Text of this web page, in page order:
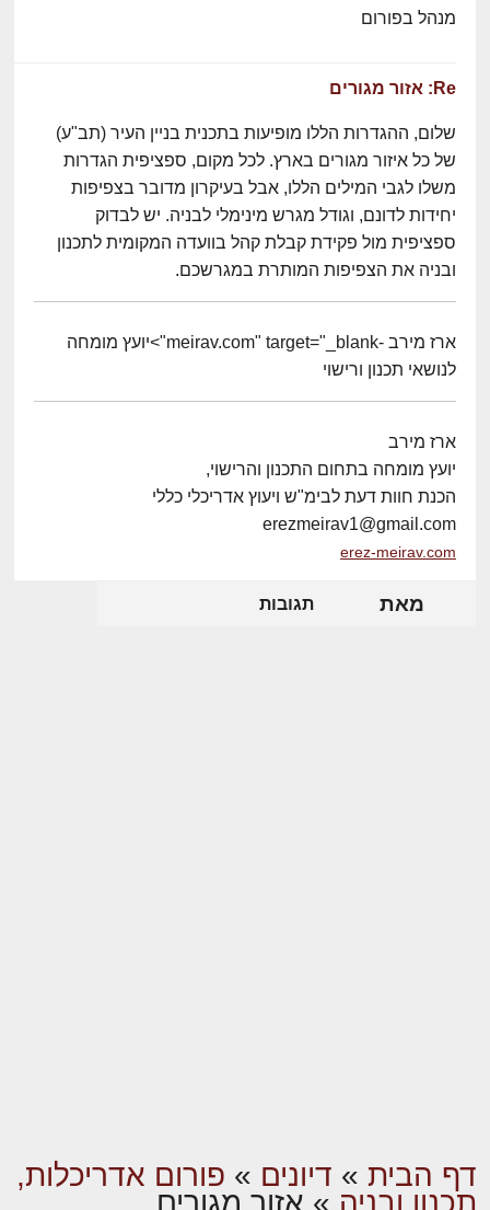
מנהל בפורום
Re: אזור מגורים
שלום, ההגדרות הללו מופיעות בתכנית בניין העיר (תב"ע)
של כל איזור מגורים בארץ. לכל מקום, ספציפית הגדרות
משלו לגבי המילים הללו, אבל בעיקרון מדובר בצפיפות
יחידות לדונם, וגודל מגרש מינימלי לבניה. יש לבדוק
ספציפית מול פקידת קבלת קהל בוועדה המקומית לתכנון
ובניה את הצפיפות המותרת במגרשכם.
ארז מירב -meirav.com" target="_blank">יועץ מומחה
לנושאי תכנון ורישוי
ארז מירב
יועץ מומחה בתחום התכנון והרישוי,
הכנת חוות דעת לבימ"ש ויעוץ אדריכלי כללי
erezmeirav1@gmail.com
erez-meirav.com
מאת תגובות
דף הבית » דיונים » פורום אדריכלות,
תכנון ובניה » אזור מגורים